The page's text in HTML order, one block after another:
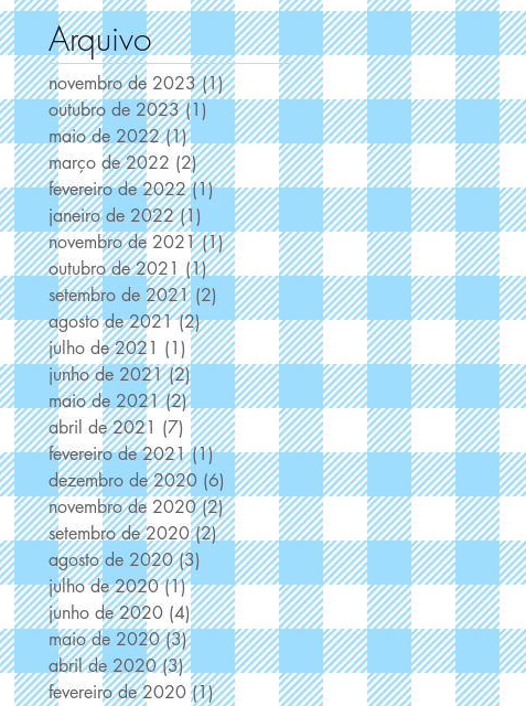
Arquivo
novembro de 2023 (1)1 post
outubro de 2023 (1) 1 post
maio de 2022 (1)1 post
março de 2022 (2)2 posts
fevereiro de 2022 (1)1 post
janeiro de 2022 (1) 1 post
novembro de 2021 (1)1 post
outubro de 2021 (1)1 post
setembro de 2021 (2) 2 posts
agosto de 2021 (2)2 posts
julho de 2021 (1) 1 post
junho de 2021 (2) 2 posts
maio de 2021 (2)2 posts
abril de 2021 (7) 7 posts
fevereiro de 2021 (1)1 post
dezembro de 2020 (6) 6 posts
novembro de 2020 (2)2 posts
setembro de 2020 (2)2 posts
agosto de 2020 (3) 3 posts
julho de 2020 (1)1 post
junho de 2020 (4)4 posts
maio de 2020 (3)3 posts
abril de 2020 (3)3 posts
fevereiro de 2020 (1)1 post